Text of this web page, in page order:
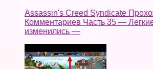
Assassin's Creed Syndicate
Комментариев Часть 35 —
изменились —